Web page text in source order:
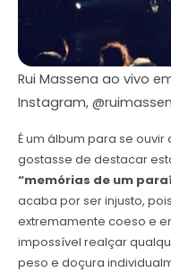
Rui Massena ao vivo
Instagram,
É um álbum para se
gostasse de destacar
“memórias de um
acaba por ser injusto,
extremamente coeso e
impossível realçar
peso e doçura